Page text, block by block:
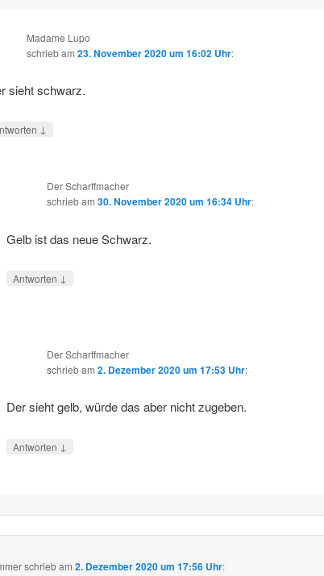
Madame Lupo
schriebam 23. November 2020 um 16:02 Uhr:
sieht schwarz.
↓
Der Scharffmacher
schriebam 30. November 2020 um 16:34 Uhr:
Gelb ist das neue Schwarz.
Antworten ↓
Der Scharffmacher
schriebam 2. Dezember 2020 um 17:53 Uhr:
Der sieht gelb, würde das aber nicht zugeben.
Antworten ↓
schriebam2. Dezember 2020 um 17:56 Uhr: